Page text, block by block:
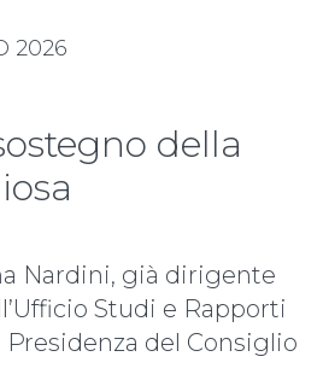
2026
della
Nardini, già dirigente
Studi e Rapporti
del Consiglio